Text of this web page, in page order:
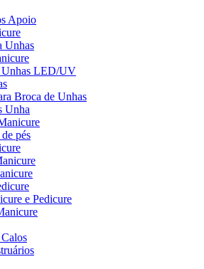
Apoio
Unhas
Unhas LED/UV
Broca de Unhas
Unha
pés
e Pedicure